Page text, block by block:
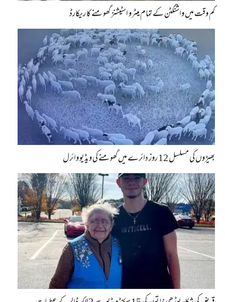
کم وقت میں واشنگٹن کے تمام میٹرو اسٹیشنز گھومنے کا ریکارڈ
بھیڑوں کی مسلسل 12 روز دائرے میں گھومنے کی ویڈیو وائرل